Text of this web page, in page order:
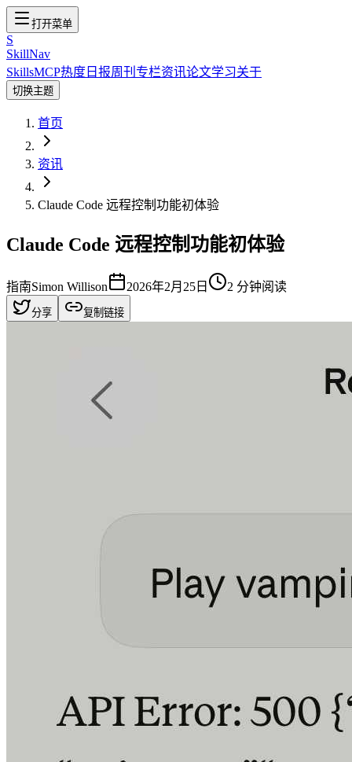
打开菜单
S
SkillNav
SkillsMCP热度 日报周刊 专栏资讯论文学习关于
切换主题
首页
资讯
Claude Code 远程控制功能初体验
Claude Code 远程控制功能初体验
指南Simon Willison 2026年2月25日 2 分钟阅读
分享 复制链接